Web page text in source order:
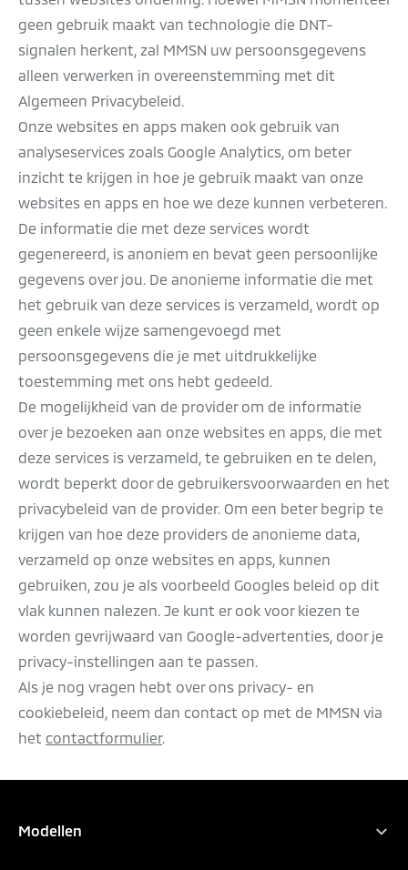
geen gebruik maakt van technologie die DNT-
signalen herkent, zal MMSN uw persoonsgegevens
alleen verwerken in overeenstemming met dit
Algemeen Privacybeleid.
Onze websites en apps maken ook gebruik van
analyseservices zoals Google Analytics, om beter
inzicht te krijgen in hoe je gebruik maakt van onze
websites en apps en hoe we deze kunnen verbeteren.
De informatie die met deze services wordt
gegenereerd, is anoniem en bevat geen persoonlijke
gegevens over jou. De anonieme informatie die met
het gebruik van deze services is verzameld, wordt op
geen enkele wijze samengevoegd met
persoonsgegevens die je met uitdrukkelijke
toestemming met ons hebt gedeeld.
De mogelijkheid van de provider om de informatie
over je bezoeken aan onze websites en apps, die met
deze services is verzameld, te gebruiken en te delen,
wordt beperkt door de gebruikersvoorwaarden en het
privacybeleid van de provider. Om een beter begrip te
krijgen van hoe deze providers de anonieme data,
verzameld op onze websites en apps, kunnen
gebruiken, zou je als voorbeeld Googles beleid op dit
vlak kunnen nalezen. Je kunt er ook voor kiezen te
worden gevrijwaard van Google-advertenties, door je
privacy-instellingen aan te passen.
Als je nog vragen hebt over ons privacy- en
cookiebeleid, neem dan contact op met de MMSN via
het contactformulier.
Modellen